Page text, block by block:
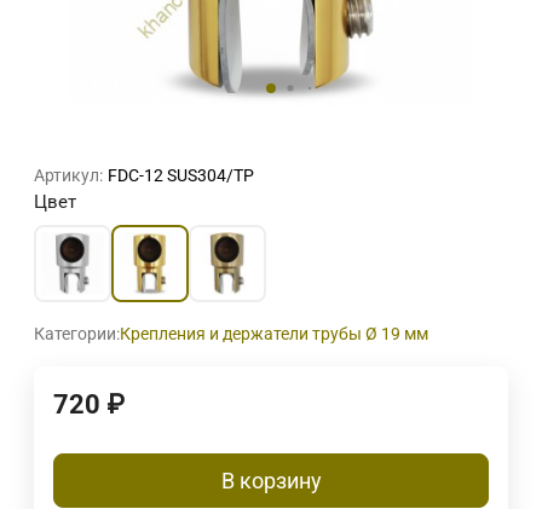
Артикул: FDC-12 SUS304/TP
Цвет
Категории:Крепления и держатели трубы Ø 19 мм
720 ₽
В корзину